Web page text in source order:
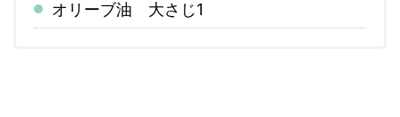
オリーブ油 大さじ1